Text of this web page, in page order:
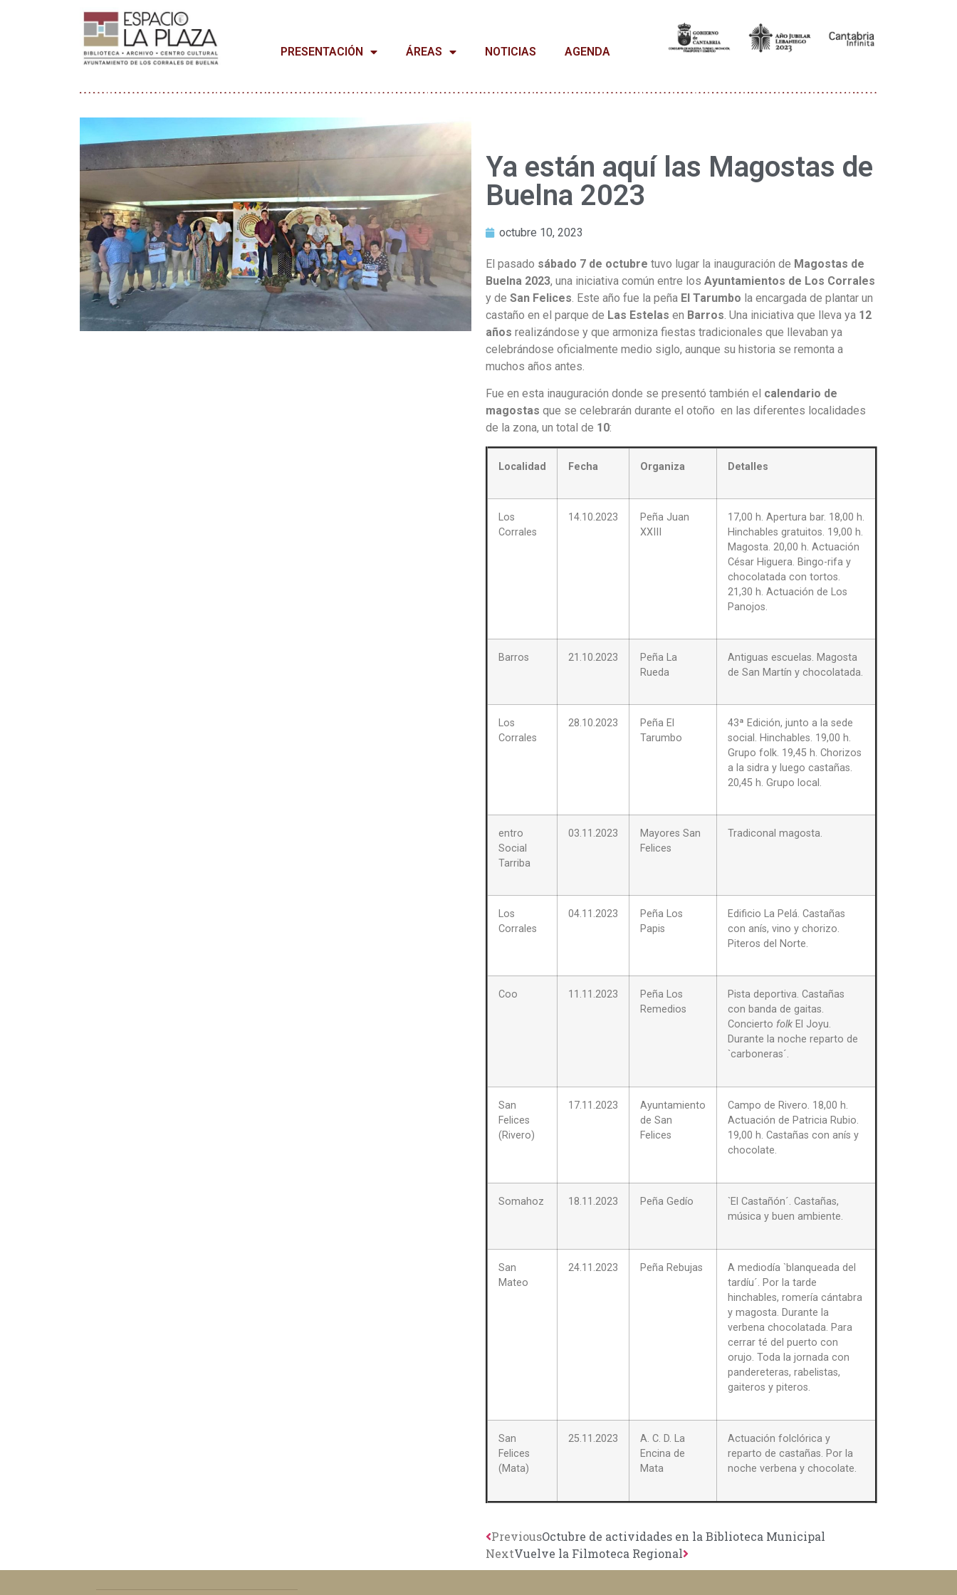
PRESENTACIÓN ÁREAS NOTICIAS AGENDA
Ya están aquí las Magostas de
Buelna 2023
octubre 10, 2023
El pasado sábado 7 de octubre tuvo lugar la inauguración de Magostas de
Buelna 2023, una iniciativa común entre los Ayuntamientos de Los Corrales
y de San Felices . Este año fue la peña El Tarumbo la encargada de plantar un
castaño en el parque de Las Estelas en Barros . Una iniciativa que lleva ya 12
años realizándose y que armoniza fiestas tradicionales que llevaban ya
celebrándose oficialmente medio siglo, aunque su historia se remonta a
muchos años antes.
Fue en esta inauguración donde se presentó también el calendario de
magostas que se celebrarán durante el otoño en las diferentes localidades
de la zona, un total de 10:
Localidad Fecha Organiza Detalles
Los
Corrales
14.10.2023
Peña Juan
XXIII
17,00 h. Apertura bar. 18,00 h.
Hinchables gratuitos. 19,00 h.
Magosta. 20,00 h. Actuación
César Higuera. Bingo-rifa y
chocolatada con tortos.
21,30 h. Actuación de Los
Panojos.
Barros 21.10.2023
Peña La
Rueda
Antiguas escuelas. Magosta
de San Martín y chocolatada.
Los
Corrales
28.10.2023
Peña El
Tarumbo
43ª Edición, junto a la sede
social. Hinchables. 19,00 h.
Grupo folk. 19,45 h. Chorizos
a la sidra y luego castañas.
20,45 h. Grupo local.
entro
Social
Tarriba
03.11.2023
Mayores San
Felices
Tradiconal magosta.
Los
Corrales
04.11.2023
Peña Los
Papis
Edificio La Pelá. Castañas
con anís, vino y chorizo.
Piteros del Norte.
Coo 11.11.2023
Peña Los
Remedios
Pista deportiva. Castañas
con banda de gaitas.
Concierto folk El Joyu.
Durante la noche reparto de
`carboneras´.
San
Felices
(Rivero)
17.11.2023
Ayuntamiento
de San
Felices
Campo de Rivero. 18,00 h.
Actuación de Patricia Rubio.
19,00 h. Castañas con anís y
chocolate.
Somahoz 18.11.2023 Peña Gedío
`El Castañón´. Castañas,
música y buen ambiente.
San
Mateo
24.11.2023 Peña Rebujas
A mediodía `blanqueada del
tardíu´. Por la tarde
hinchables, romería cántabra
y magosta. Durante la
verbena chocolatada. Para
cerrar té del puerto con
orujo. Toda la jornada con
pandereteras, rabelistas,
gaiteros y piteros.
San
Felices
(Mata)
25.11.2023
A. C. D. La
Encina de
Mata
Actuación folclórica y
reparto de castañas. Por la
noche verbena y chocolate.
PreviousOctubre de actividades en la Biblioteca Municipal
NextVuelve la Filmoteca Regional